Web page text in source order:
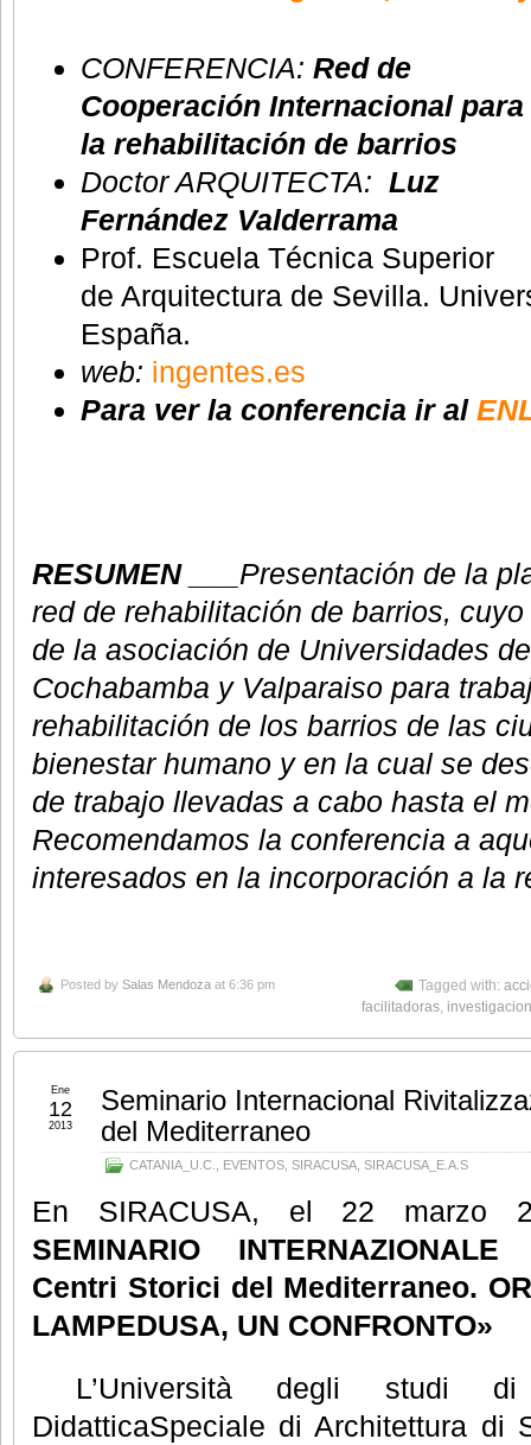
CONFERENCIA: Red de
Cooperación Internacional para
la rehabilitación de barrios
Doctor ARQUITECTA: Luz
Fernández Valderrama
Prof. Escuela Técnica Superior
de Arquitectura de Sevilla.
España.
web: ingentes.es
Para ver la conferencia ir al
RESUMEN ___ Presentación de la
red de rehabilitación de barrios,
de la asociación de Universidades
Cochabamba y Valparaiso para
rehabilitación de los barrios de las
bienestar humano y en la cual se
de trabajo llevadas a cabo hasta el
Recomendamos la conferencia a
interesados en la incorporación a la
Posted by Salas Mendoza at 6:36 pm Tagged with:
facilitadoras,
Seminario Internacional
del Mediterraneo
CATANIA_U.C. EVENTOS SIRACUSA SIRACUSA_E.A.S
Ene
12
2013
En SIRACUSA, el 22 marzo
SEMINARIO INTERNAZIONALE
Centri Storici del Mediterraneo.
LAMPEDUSA, UN CONFRONTO»
L’Università degli studi di
DidatticaSpeciale di Architettura di